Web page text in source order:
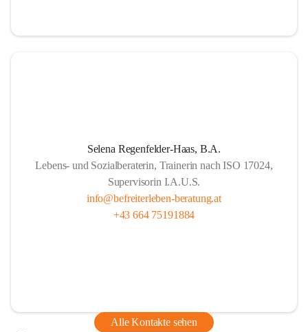
Selena Regenfelder-Haas, B.A.
Lebens- und Sozialberaterin, Trainerin nach ISO 17024,
Supervisorin I.A.U.S.
info@befreiterleben-beratung.at
+43 664 75191884
Alle Kontakte sehen